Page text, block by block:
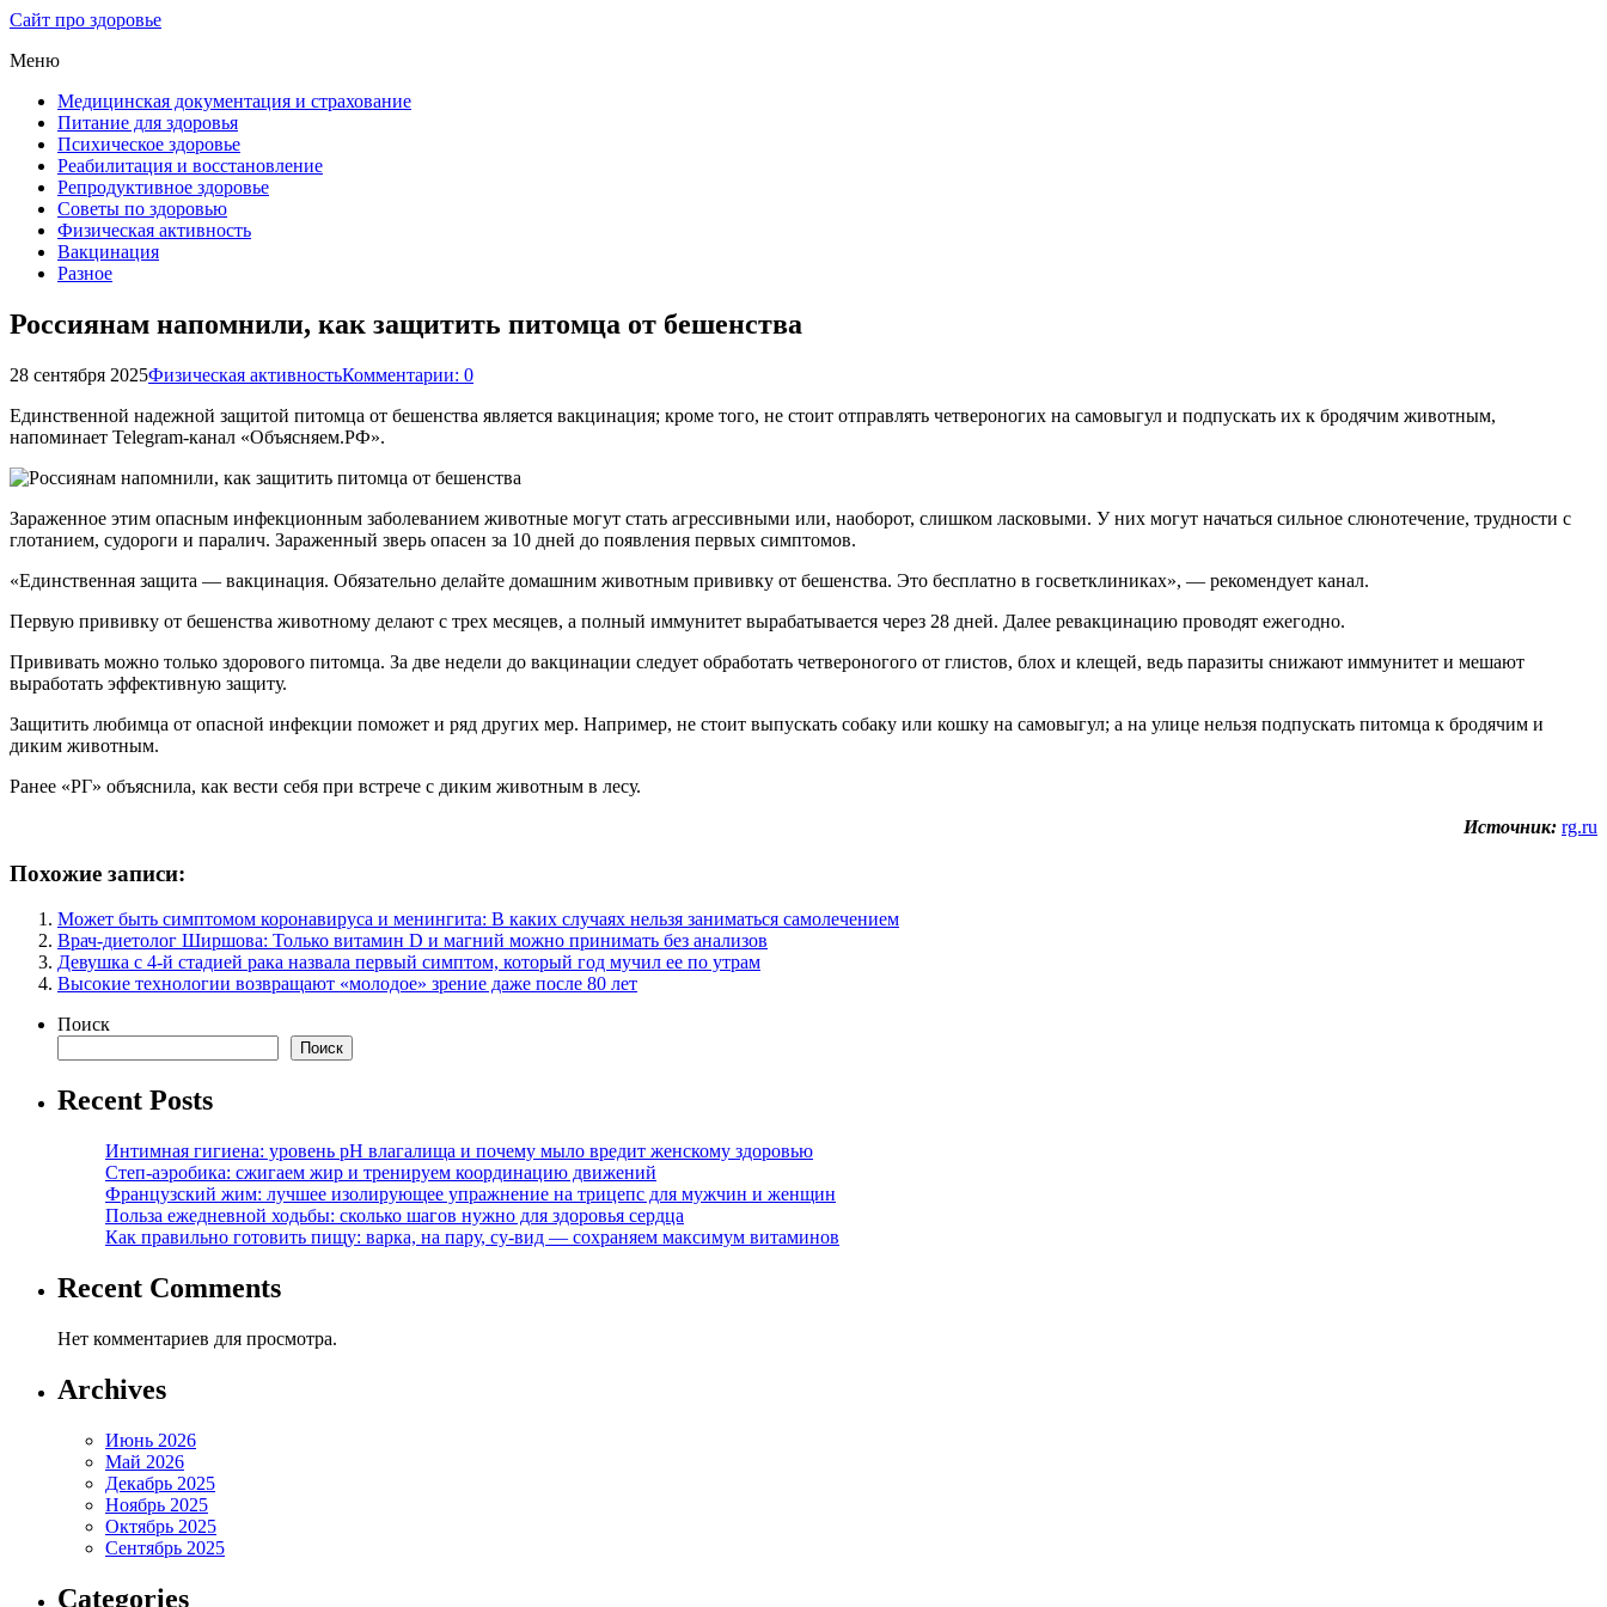
Сайт про здоровье
Меню
Медицинская документация и страхование
Питание для здоровья
Психическое здоровье
Реабилитация и восстановление
Репродуктивное здоровье
Советы по здоровью
Физическая активность
Вакцинация
Разное
Россиянам напомнили, как защитить питомца от бешенства
28 сентября 2025Физическая активностьКомментарии: 0
Единственной надежной защитой питомца от бешенства является вакцинация; кроме того, не стоит отправлять четвероногих на самовыгул и подпускать их к бродячим животным,
напоминает Telegram-канал «Объясняем.РФ».
Зараженное этим опасным инфекционным заболеванием животные могут стать агрессивными или, наоборот, слишком ласковыми. У них могут начаться сильное слюнотечение, трудности с
глотанием, судороги и паралич. Зараженный зверь опасен за 10 дней до появления первых симптомов.
«Единственная защита — вакцинация. Обязательно делайте домашним животным прививку от бешенства. Это бесплатно в госветклиниках», — рекомендует канал.
Первую прививку от бешенства животному делают с трех месяцев, а полный иммунитет вырабатывается через 28 дней. Далее ревакцинацию проводят ежегодно.
Прививать можно только здорового питомца. За две недели до вакцинации следует обработать четвероногого от глистов, блох и клещей, ведь паразиты снижают иммунитет и мешают
выработать эффективную защиту.
Защитить любимца от опасной инфекции поможет и ряд других мер. Например, не стоит выпускать собаку или кошку на самовыгул; а на улице нельзя подпускать питомца к бродячим и
диким животным.
Ранее «РГ» объяснила, как вести себя при встрече с диким животным в лесу.
Источник: rg.ru
Похожие записи:
Может быть симптомом коронавируса и менингита: В каких случаях нельзя заниматься самолечением
Врач-диетолог Ширшова: Только витамин D и магний можно принимать без анализов
Девушка с 4-й стадией рака назвала первый симптом, который год мучил ее по утрам
Высокие технологии возвращают «молодое» зрение даже после 80 лет
Поиск
Поиск
Recent Posts
Интимная гигиена: уровень pH влагалища и почему мыло вредит женскому здоровью
Степ-аэробика: сжигаем жир и тренируем координацию движений
Французский жим: лучшее изолирующее упражнение на трицепс для мужчин и женщин
Польза ежедневной ходьбы: сколько шагов нужно для здоровья сердца
Как правильно готовить пищу: варка, на пару, су-вид — сохраняем максимум витаминов
Recent Comments
Нет комментариев для просмотра.
Archives
Июнь 2026
Май 2026
Декабрь 2025
Ноябрь 2025
Октябрь 2025
Сентябрь 2025
Categories